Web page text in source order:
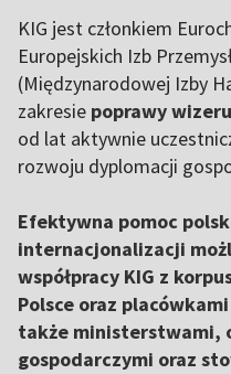
KIG jest członkiem
Europejskich Izb
(Międzynarodowej Izby
zakresie poprawy
od lat aktywnie
rozwoju dyplomacji
Efektywna pomoc
internacjonalizacji
współpracy KIG z
Polsce oraz
także ministerstwami,
gospodarczymi oraz